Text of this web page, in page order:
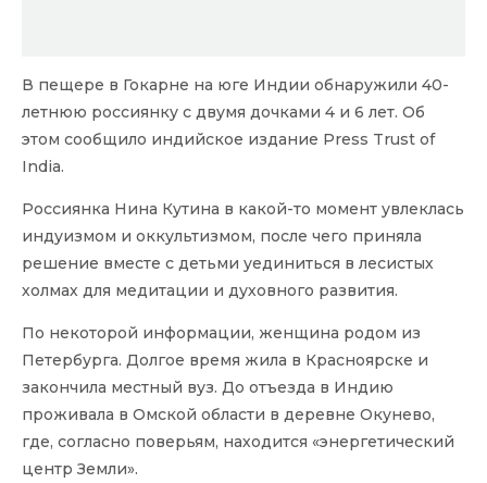
В пещере в Гокарне на юге Индии обнаружили 40-
летнюю россиянку с двумя дочками 4 и 6 лет. Об
этом сообщило индийское издание Press Trust of
India.
Россиянка Нина Кутина в какой-то момент увлеклась
индуизмом и оккультизмом, после чего приняла
решение вместе с детьми уединиться в лесистых
холмах для медитации и духовного развития.
По некоторой информации, женщина родом из
Петербурга. Долгое время жила в Красноярске и
закончила местный вуз. До отъезда в Индию
проживала в Омской области в деревне Окунево,
где, согласно поверьям, находится «энергетический
центр Земли».